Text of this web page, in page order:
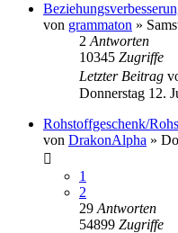
von grammaton »
2 Antworten
10345 Zugriffe
Letzter Beitrag
Donnerstag 12.
Rohstoffgeschenk/
von DrakonAlpha »
1
2
29 Antworten
54899 Zugriffe